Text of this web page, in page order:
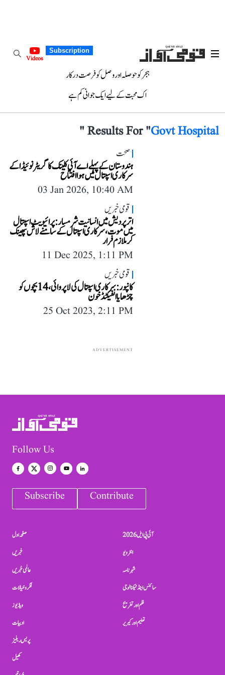
Subscription
Videos
ہجر کو حوصلہ اور وصل کو فرصت درکار
اک محبت کے لیے ایک جوانی کم ہے
Results For "Govt Hospital
"
صحت
ہندوستان کے پہلے اے آئی کلینک کا گریٹر نوئیڈا کے
سرکاری اسپتال میں ہوا افتتاح
03 Jan 2026, 10:40 AM
قومی خبریں
اترپردیش میں انسانیت شرمسار: پرائیویٹ اسپتال
میں موت، سرکاری اسپتال کے سامنے لاش پھینک
کر ملازم فرار
11 Dec 2025, 1:11 PM
قومی خبریں
کانپور: سرکاری اسپتال کی لاپروائی، 14 بچوں کو
چڑھایا انفیکٹڈ خون
25 Oct 2023, 2:11 PM
ADVERTISEMENT
Follow Us
Subscribe Contribute
صفحہ اول
خبریں
عالمی خبریں
فکر و خیالات
ویڈیوز
ادبیات
پریس ریلیز
کھیل
آئی پی ایل 2026
انٹرویو
شہرنامہ
سائنس اینڈ ٹیکنالوجی
فلم اور تفریح
تعلیم اور کیریر